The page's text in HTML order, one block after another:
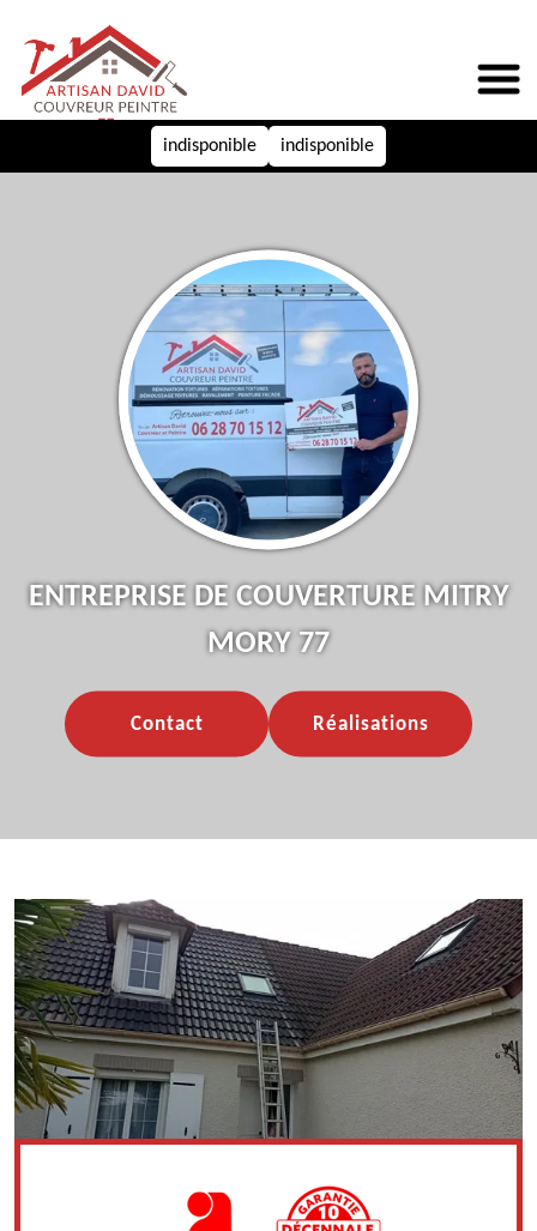
indisponible indisponible
ENTREPRISE DE COUVERTURE MITRY
MORY 77
Contact Réalisations